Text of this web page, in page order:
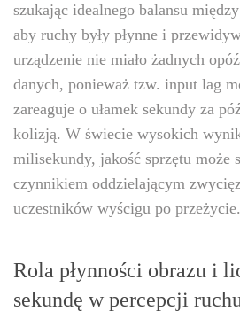
szukając idealnego balansu
aby ruchy były płynne i
urządzenie nie miało żadnych
danych, ponieważ tzw. input lag
zareaguje o ułamek sekundy za
kolizją. W świecie wysokich
milisekundy, jakość sprzętu może
czynnikiem oddzielającym
uczestników wyścigu po przeżycie.
Rola płynności obrazu i
sekundę w percepcji